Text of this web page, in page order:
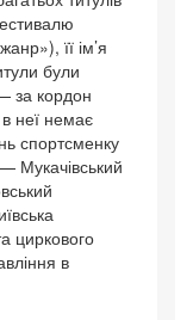
її ім’я
були
за кордон
неї немає
спортсменку
Мукачівський
циркового
в